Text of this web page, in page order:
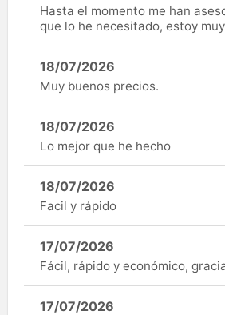
Hasta el momento me han
que lo he necesitado, estoy
18/07/2026
Muy buenos precios.
18/07/2026
Lo mejor que he hecho
18/07/2026
Facil y rápido
17/07/2026
Fácil, rápido y económico,
17/07/2026